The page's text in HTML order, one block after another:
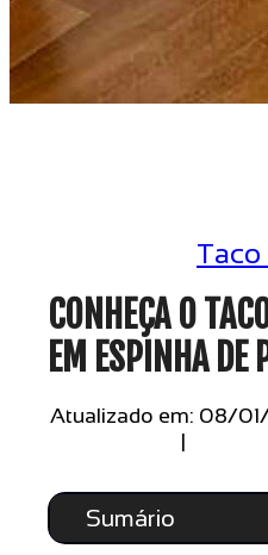
CONHEÇA O
EM ESPINHA DE
Atualizado em: 08/
|
Sumário